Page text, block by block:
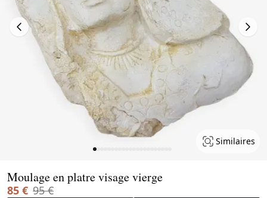
Similaires
Moulage en platre visage vierge
85 € 95 €